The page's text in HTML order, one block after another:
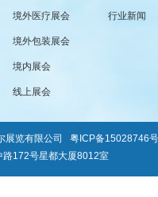
境外医疗展会
境外包装展会
境内展会
线上展会
行业新闻
展览有限公司 粤ICP备15028746号
路172号星都大厦8012室